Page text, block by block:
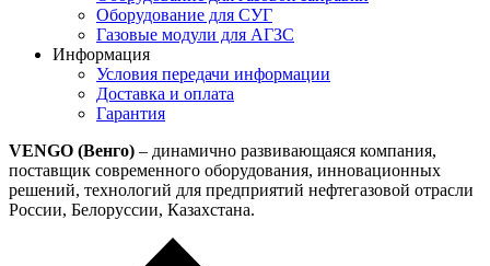
Оборудование для СУГ
Газовые модули для АГЗС
Информация
Условия передачи информации
Доставка и оплата
Гарантия
VENGO (Венго) – динамично развивающаяся компания,
поставщик современного оборудования, инновационных
решений, технологий для предприятий нефтегазовой отрасли
России, Белоруссии, Казахстана.